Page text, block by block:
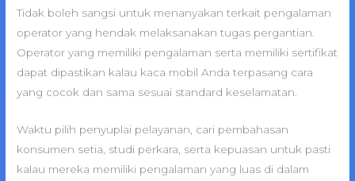
Tidak boleh sangsi untuk menanyakan terkait pengalaman
operator yang hendak melaksanakan tugas pergantian.
Operator yang memiliki pengalaman serta memiliki sertifikat
dapat dipastikan kalau kaca mobil Anda terpasang cara
yang cocok dan sama sesuai standard keselamatan.
Waktu pilih penyuplai pelayanan, cari pembahasan
konsumen setia, studi perkara, serta kepuasan untuk pasti
kalau mereka memiliki pengalaman yang luas di dalam